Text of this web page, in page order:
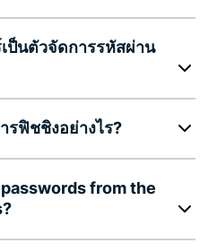
ป็นตัวจัดการรหัสผ่าน
รฟิชชิงอย่างไร?
from the